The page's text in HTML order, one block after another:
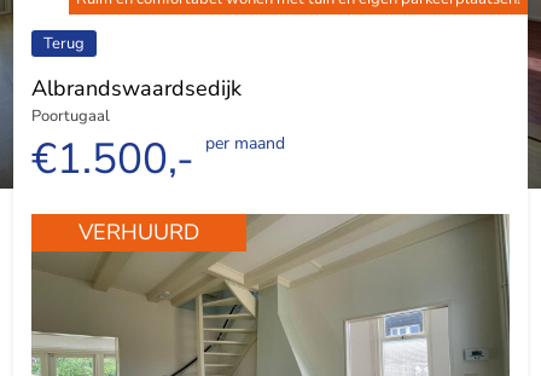
Terug
Albrandswaardsedijk
Poortugaal
€1.500,- per maand
VERHUURD